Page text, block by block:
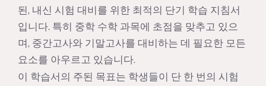
된, 내신 시험 대비를 위한 최적의 단기 학습 지침서
입니다. 특히 중학 수학 과목에 초점을 맞추고 있으
며, 중간고사와 기말고사를 대비하는 데 필요한 모든
요소를 아우르고 있습니다.
이 학습서의 주된 목표는 학생들이 단 한 번의 시험